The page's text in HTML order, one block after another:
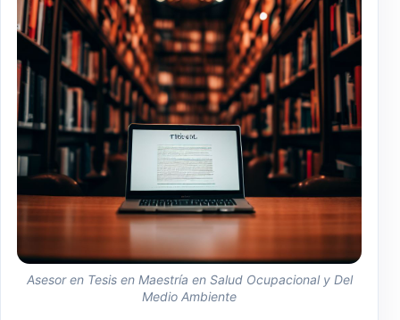
Asesor en Tesis en Maestría en Salud Ocupacional y Del
Medio Ambiente